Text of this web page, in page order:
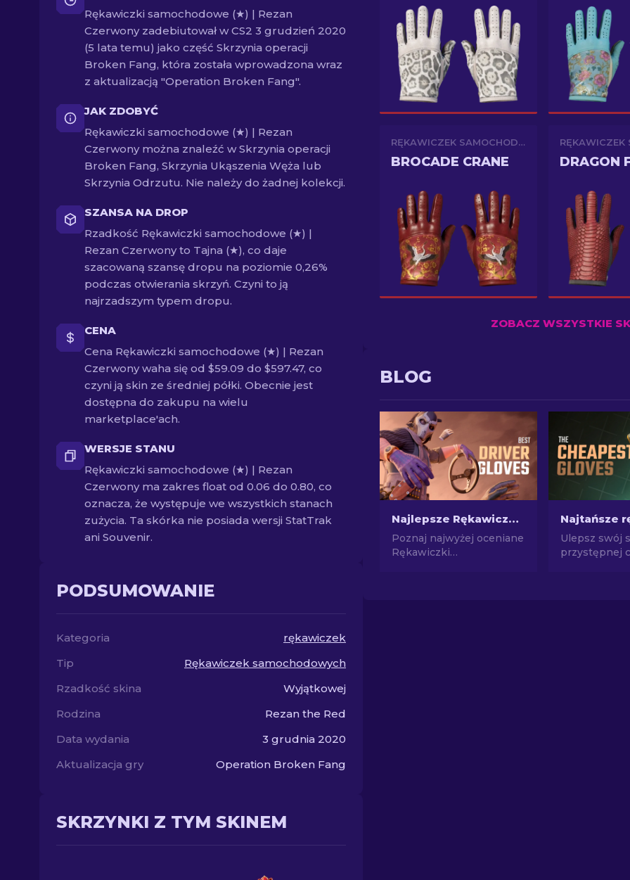
Rękawiczki samochodowe (★) | Rezan
Czerwony zadebiutował w CS2 3 grudzień 2020
(5 lata temu) jako część Skrzynia operacji
Broken Fang, która została wprowadzona wraz
z aktualizacją "Operation Broken Fang".
JAK ZDOBYĆ
Rękawiczki samochodowe (★) | Rezan
Czerwony można znaleźć w Skrzynia operacji
Broken Fang, Skrzynia Ukąszenia Węża lub
Skrzynia Odrzutu. Nie należy do żadnej kolekcji.
SZANSA NA DROP
Rzadkość Rękawiczki samochodowe (★) |
Rezan Czerwony to Tajna (★), co daje
szacowaną szansę dropu na poziomie 0,26%
podczas otwierania skrzyń. Czyni to ją
najrzadszym typem dropu.
CENA
Cena Rękawiczki samochodowe (★) | Rezan
Czerwony waha się od $59.09 do $597.47, co
czyni ją skin ze średniej półki. Obecnie jest
dostępna do zakupu na wielu
marketplace'ach.
WERSJE STANU
Rękawiczki samochodowe (★) | Rezan
Czerwony ma zakres float od 0.06 do 0.80, co
oznacza, że występuje we wszystkich stanach
zużycia. Ta skórka nie posiada wersji StatTrak
ani Souvenir.
PODSUMOWANIE
Kategoria
rękawiczek
Tip
Rękawiczek samochodowych
Rzadkość skina
Wyjątkowej
Rodzina
Rezan the Red
Data wydania
3 grudnia 2020
Aktualizacja gry
Operation Broken Fang
SKRZYNKI Z TYM SKINEM
RĘKAWICZEK SAMOCHODOWYCH
BROCADE CRANE DRAGON
ZOBACZ WSZYSTKIE
BLOG
Najlepsze Rękawiczki Samochodowe w CS2: Lista rankingowa
Poznaj najwyżej oceniane
Rękawiczki
Ulepsz swój
przystępnej